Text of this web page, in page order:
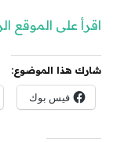
اقرأ على الموقع
شارك هذا الموضوع:
فيس بوك